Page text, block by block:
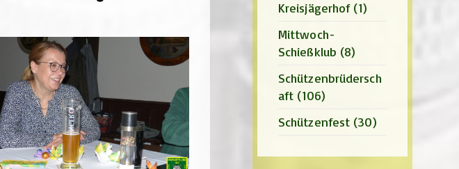
Kreisjägerhof (1)
Mittwoch-
Schießklub (8)
Schützenbrüdersch
aft (106)
Schützenfest (30)